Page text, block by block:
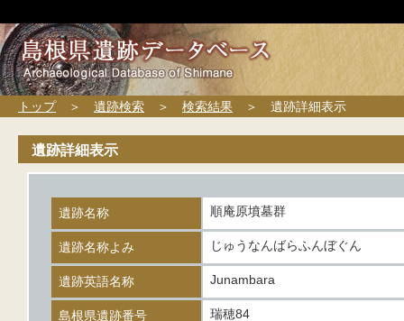
トップ＞ 遺跡検索 ＞ 検索結果 ＞ 遺跡詳細表示
遺跡詳細表示
遺跡名称 順庵原墳墓群
遺跡名称よみ じゅうなんばらふんぼぐん
遺跡英語名称 Junambara
島根県遺跡番号 瑞穂84